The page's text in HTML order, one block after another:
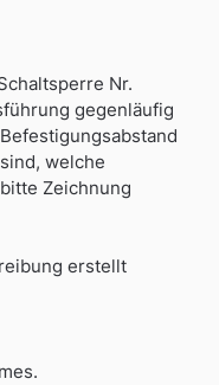
Nr.
gegenläufig
welche
Zeichnung
erstellt